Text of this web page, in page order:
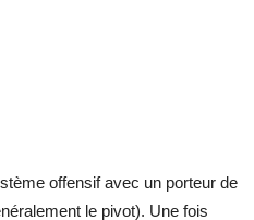
offensif avec un porteur de
le pivot). Une fois